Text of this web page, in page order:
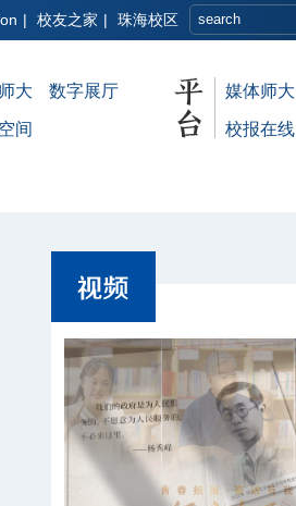
| 校友之家 | 珠海校区
大 数字展厅
间
媒体师大
校报在线